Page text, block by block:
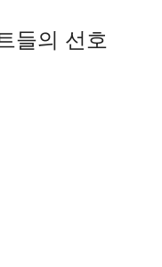
들의 선호